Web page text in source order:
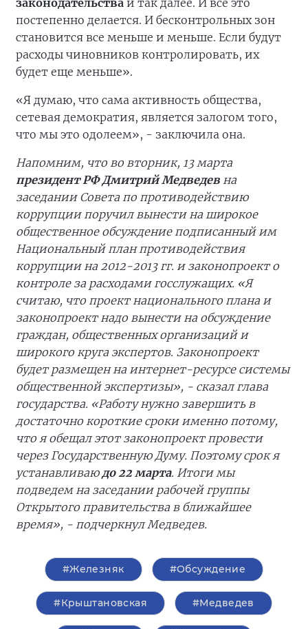
законодательства и так далее. И все это
постепенно делается. И бесконтрольных зон
становится все меньше и меньше. Если будут
расходы чиновников контролировать, их
будет еще меньше».
«Я думаю, что сама активность общества,
сетевая демократия, является залогом того,
что мы это одолеем», - заключила она.
Напомним, что во вторник, 13 марта
президент РФ Дмитрий Медведев на
заседании Совета по противодействию
коррупции поручил вынести на широкое
общественное обсуждение подписанный им
Национальный план противодействия
коррупции на 2012-2013 гг. и законопроект о
контроле за расходами госслужащих. «Я
считаю, что проект национального плана и
законопроект надо вынести на обсуждение
граждан, общественных организаций и
широкого круга экспертов. Законопроект
будет размещен на интернет-ресурсе системы
общественной экспертизы», - сказал глава
государства. «Работу нужно завершить в
достаточно короткие сроки именно потому,
что я обещал этот законопроект провести
через Государственную Думу. Поэтому срок я
устанавливаюдо 22 марта. Итоги мы
подведем на заседании рабочей группы
Открытого правительства в ближайшее
время», - подчеркнул Медведев.
#Железняк #Обсуждение
#Крыштановская #Медведев